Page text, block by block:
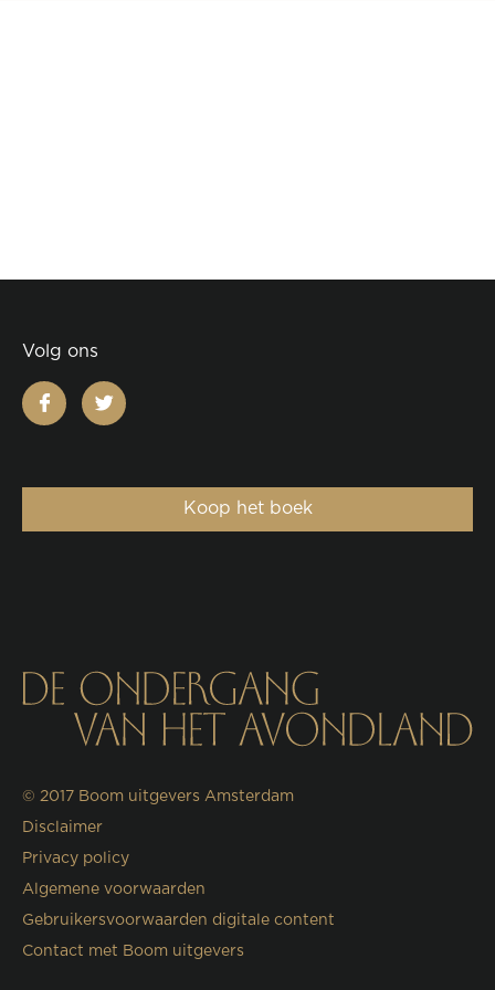
Volg ons
facebooktwitter
Koop het boek
© 2017 Boom uitgevers Amsterdam
Disclaimer
Privacy policy
Algemene voorwaarden
Gebruikersvoorwaarden digitale content
Contact met Boom uitgevers